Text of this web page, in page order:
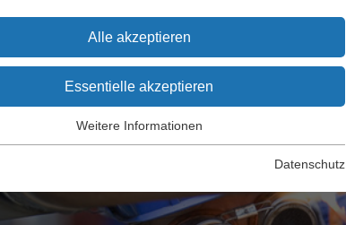
Alle akzeptieren
Essentielle akzeptieren
Cookies werden für grundlegende Funktionen der
funktioniert.
Weitere Informationen
Datenschutz